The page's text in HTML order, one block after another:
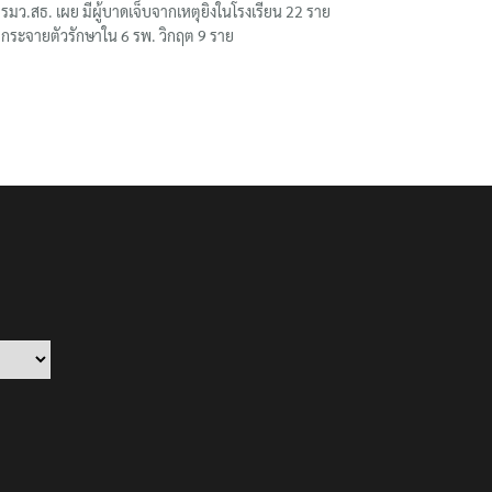
รมว.สธ. เผย มีผู้บาดเจ็บจากเหตุยิงในโรงเรียน 22 ราย
กระจายตัวรักษาใน 6 รพ. วิกฤต 9 ราย